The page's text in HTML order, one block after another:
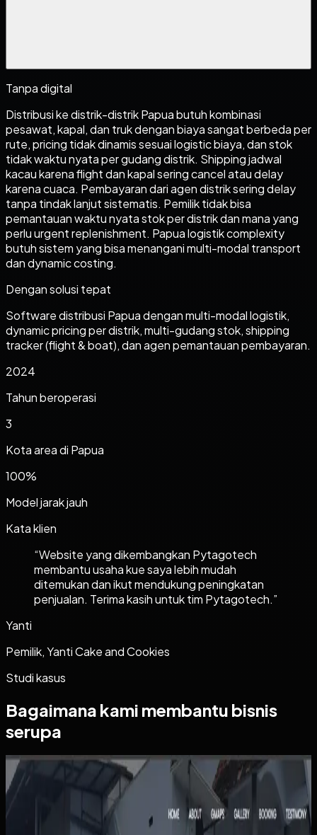
Tanpa digital
Distribusi ke distrik-distrik Papua butuh kombinasi
pesawat, kapal, dan truk dengan biaya sangat berbeda per
rute, pricing tidak dinamis sesuai logistic biaya, dan stok
tidak waktu nyata per gudang distrik. Shipping jadwal
kacau karena flight dan kapal sering cancel atau delay
karena cuaca. Pembayaran dari agen distrik sering delay
tanpa tindak lanjut sistematis. Pemilik tidak bisa
pemantauan waktu nyata stok per distrik dan mana yang
perlu urgent replenishment. Papua logistik complexity
butuh sistem yang bisa menangani multi-modal transport
dan dynamic costing.
Dengan solusi tepat
Software distribusi Papua dengan multi-modal logistik,
dynamic pricing per distrik, multi-gudang stok, shipping
tracker (flight & boat), dan agen pemantauan pembayaran.
2024
Tahun beroperasi
3
Kota area di Papua
100%
Model jarak jauh
Kata klien
“Website yang dikembangkan Pytagotech
membantu usaha kue saya lebih mudah
ditemukan dan ikut mendukung peningkatan
penjualan. Terima kasih untuk tim Pytagotech.”
Yanti
Pemilik, Yanti Cake and Cookies
Studi kasus
Bagaimana kami membantu bisnis
serupa
Kos Bu Ham
Kos Bu Ham